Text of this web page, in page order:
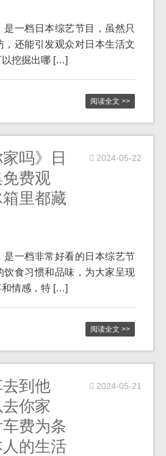
是一档日本综艺节目，虽然只
，还能引发观众对日本生活文
以挖掘出哪 […]
阅读全文 >>
家吗》日
费观
里都藏
2024-05-22
是一档非常好看的日本综艺节
饮食习惯和品味，为大家呈现
和情感，特 […]
阅读全文 >>
到他
你家
费为条
的生活
2024-05-21